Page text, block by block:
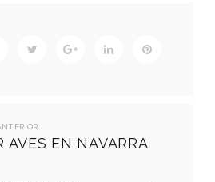
AVES EN NAVARRA